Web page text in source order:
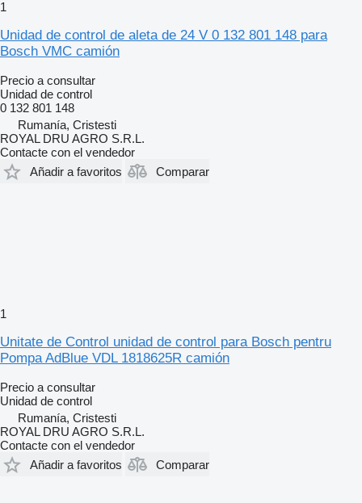
1
Unidad de control de aleta de 24 V 0 132 801 148 para
Bosch VMC camión
Precio a consultar
Unidad de control
0 132 801 148
Rumanía, Cristesti
ROYAL DRU AGRO S.R.L.
Contacte con el vendedor
Añadir a favoritos
Comparar
1
Unitate de Control unidad de control para Bosch pentru
Pompa AdBlue VDL 1818625R camión
Precio a consultar
Unidad de control
Rumanía, Cristesti
ROYAL DRU AGRO S.R.L.
Contacte con el vendedor
Añadir a favoritos
Comparar